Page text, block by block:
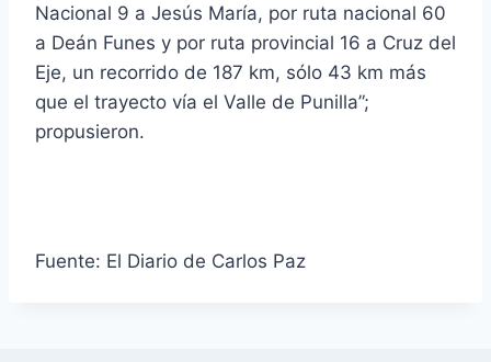
Nacional 9 a Jesús María, por ruta nacional 60
a Deán Funes y por ruta provincial 16 a Cruz del
Eje, un recorrido de 187 km, sólo 43 km más
que el trayecto vía el Valle de Punilla”;
propusieron.
Fuente: El Diario de Carlos Paz